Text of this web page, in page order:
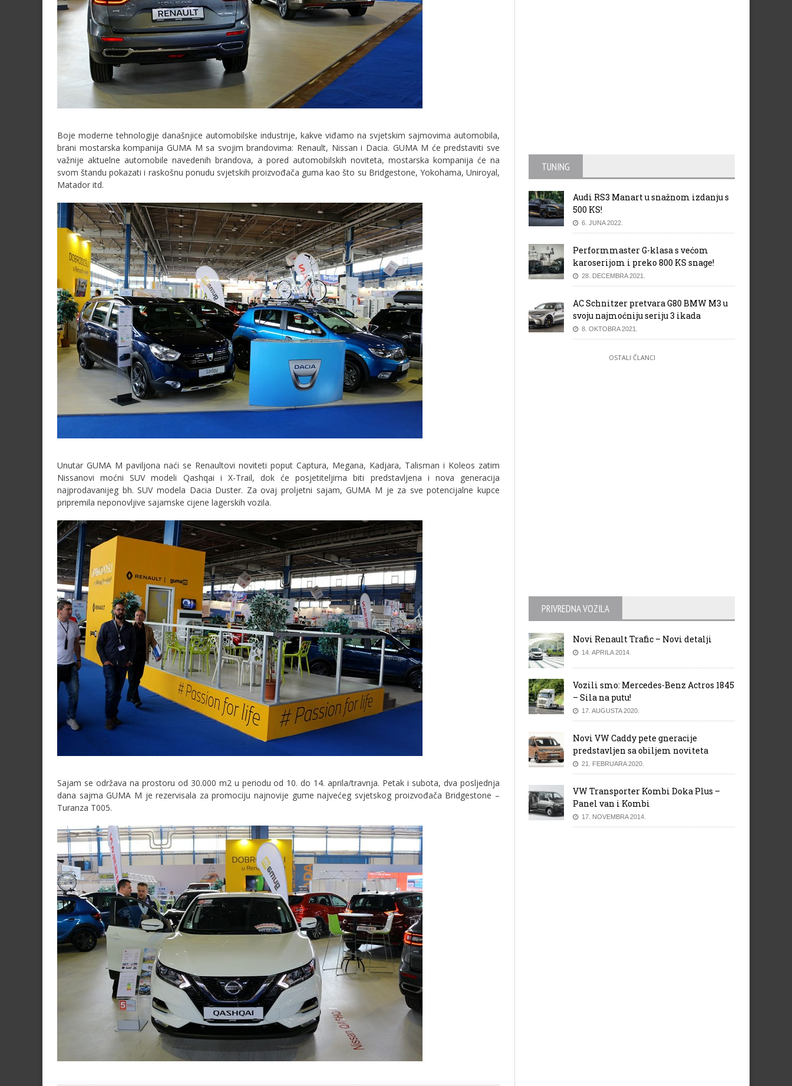
Boje moderne tehnologije današnjice automobilske industrije, kakve viđamo na svjetskim sajmovima automobila,
brani mostarska kompanija GUMA M sa svojim brandovima: Renault, Nissan i Dacia. GUMA M će predstaviti sve
važnije aktuelne automobile navedenih brandova, a pored automobilskih noviteta, mostarska kompanija će na
svom štandu pokazati i raskošnu ponudu svjetskih proizvođača guma kao što su Bridgestone, Yokohama, Uniroyal,
Matador itd.
Unutar GUMA M paviljona naći se Renaultovi noviteti poput Captura, Megana, Kadjara, Talisman i Koleos zatim
Nissanovi moćni SUV modeli Qashqai i X-Trail, dok će posjetiteljima biti predstavljena i nova generacija
najprodavanijeg bh. SUV modela Dacia Duster. Za ovaj proljetni sajam, GUMA M je za sve potencijalne kupce
pripremila neponovljive sajamske cijene lagerskih vozila.
Sajam se održava na prostoru od 30.000 m2 u periodu od 10. do 14. aprila/travnja. Petak i subota, dva posljednja
dana sajma GUMA M je rezervisala za promociju najnovije gume najvećeg svjetskog proizvođača Bridgestone –
Turanza T005.
TUNING
Audi RS3 Manart u snažnom izdanju s
500 KS!
6. JUNA 2022.
Performmaster G-klasa s većom
karoserijom i preko 800 KS snage!
28. DECEMBRA 2021.
AC Schnitzer pretvara G80 BMW M3 u
svoju najmoćniju seriju 3 ikada
8. OKTOBRA 2021.
OSTALI ČLANCI
PRIVREDNA VOZILA
Novi Renault Trafic – Novi detalji
14. APRILA 2014.
Vozili smo: Mercedes-Benz Actros 1845
– Sila na putu!
17. AUGUSTA 2020.
Novi VW Caddy pete gneracije
predstavljen sa obiljem noviteta
21. FEBRUARA 2020.
VW Transporter Kombi Doka Plus –
Panel van i Kombi
17. NOVEMBRA 2014.